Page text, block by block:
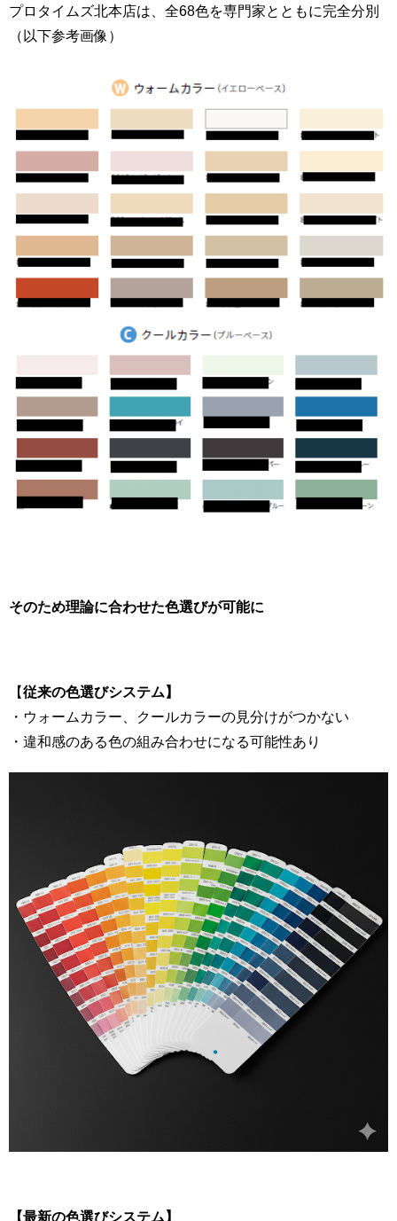
プロタイムズ北本店は、全68色を専門家とともに完全分別
（以下参考画像）
そのため理論に合わせた色選びが可能に
【従来の色選びシステム】
・ウォームカラー、クールカラーの見分けがつかない
・違和感のある色の組み合わせになる可能性あり
【最新の色選びシステム】